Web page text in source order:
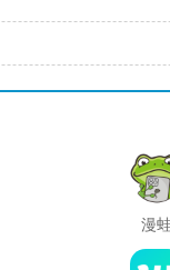
漫
官方